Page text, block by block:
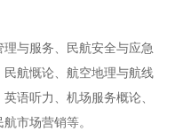
与服务、民航安全与应急
航慨论、航空地理与航线
语听力、机场服务概论、
市场营销等。